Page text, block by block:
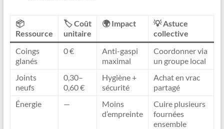
📦
Ressource
🏷️ Coût
unitaire
🌍 Impact
💡 Astuce
collective
Coings
glanés
0 €
Anti-gaspi
maximal
Coordonner via
un groupe local
Joints
neufs
0,30–
0,60 €
Hygiène +
sécurité
Achat en vrac
partagé
Énergie
—
Moins
d’empreinte
Cuire plusieurs
fournées
ensemble